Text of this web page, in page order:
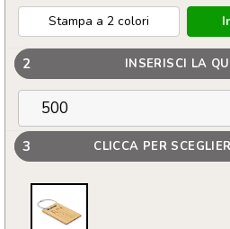
Stampa a 2 colori
2 INSERISCI LA
3 CLICCA PER